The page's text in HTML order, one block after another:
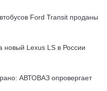
Ford Transit проданы
Lexus LS в России
АВТОВАЗ опровергает